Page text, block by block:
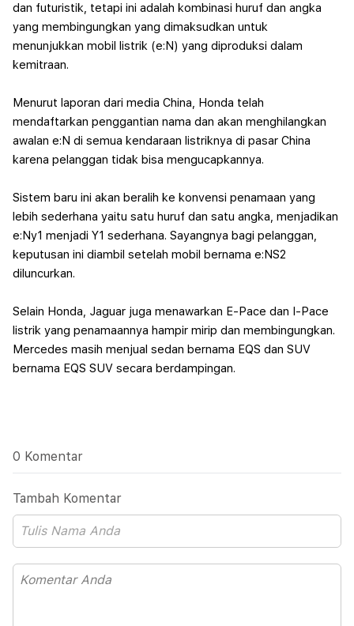
dan futuristik, tetapi ini adalah kombinasi huruf dan angka
yang membingungkan yang dimaksudkan untuk
menunjukkan mobil listrik (e:N) yang diproduksi dalam
kemitraan.
Menurut laporan dari media China, Honda telah
mendaftarkan penggantian nama dan akan menghilangkan
awalan e:N di semua kendaraan listriknya di pasar China
karena pelanggan tidak bisa mengucapkannya.
Sistem baru ini akan beralih ke konvensi penamaan yang
lebih sederhana yaitu satu huruf dan satu angka, menjadikan
e:Ny1 menjadi Y1 sederhana. Sayangnya bagi pelanggan,
keputusan ini diambil setelah mobil bernama e:NS2
diluncurkan.
Selain Honda, Jaguar juga menawarkan E-Pace dan I-Pace
listrik yang penamaannya hampir mirip dan membingungkan.
Mercedes masih menjual sedan bernama EQS dan SUV
bernama EQS SUV secara berdampingan.
0 Komentar
Tambah Komentar